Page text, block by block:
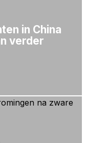
in China
verder